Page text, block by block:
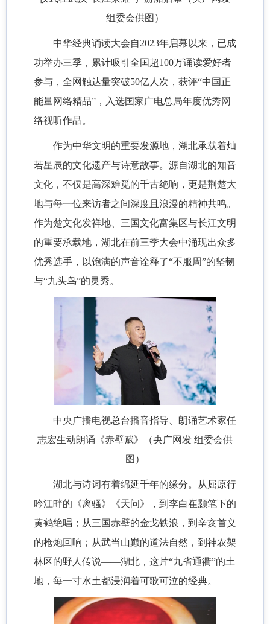
组委会供图）
中华经典诵读大会自2023年启幕以来，已成
功举办三季，累计吸引全国超100万诵读爱好者
参与，全网触达量突破50亿人次，获评“中国正
能量网络精品”，入选国家广电总局年度优秀网
络视听作品。
作为中华文明的重要发源地，湖北承载着灿
若星辰的文化遗产与诗意故事。源自湖北的知音
文化，不仅是高深难觅的千古绝响，更是荆楚大
地与每一位来访者之间深度且浪漫的精神共鸣。
作为楚文化发祥地、三国文化富集区与长江文明
的重要承载地，湖北在前三季大会中涌现出众多
优秀选手，以饱满的声音诠释了“不服周”的坚韧
与“九头鸟”的灵秀。
中央广播电视总台播音指导、朗诵艺术家任
志宏生动朗诵《赤壁赋》（央广网发 组委会供
图）
湖北与诗词有着绵延千年的缘分。从屈原行
吟江畔的《离骚》《天问》，到李白崔颢笔下的
黄鹤绝唱；从三国赤壁的金戈铁浪，到辛亥首义
的枪炮回响；从武当山巅的道法自然，到神农架
林区的野人传说——湖北，这片“九省通衢”的土
地，每一寸水土都浸润着可歌可泣的经典。